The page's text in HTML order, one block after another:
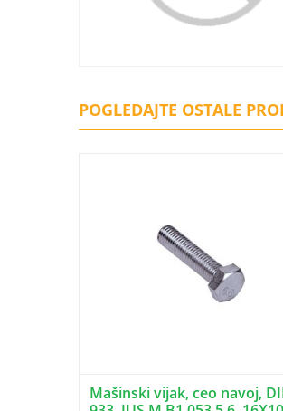
POGLEDAJTE OSTALE
Mašinski vijak, ceo navoj,